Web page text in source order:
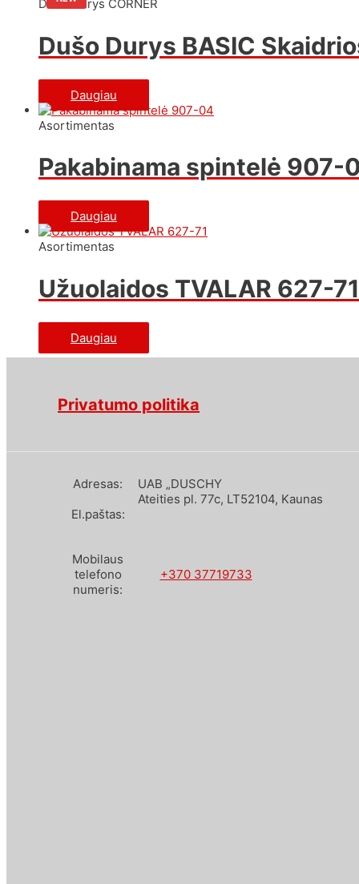
Dušo Durys CORNER
Dušo Durys BASIC
Daugiau
Asortimentas
Pakabinama spintelė 907-
Daugiau
Asortimentas
Užuolaidos TVALAR 627-71
Daugiau
Privatumo politika
Adresas:
UAB „DUSCHY
Ateities pl. 77c, LT52104, Kaunas
El.paštas:
Mobilaus
telefono
numeris:
+370 37719733